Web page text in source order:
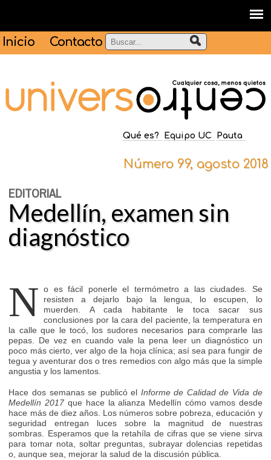
Inicio Contacto
Qué es? Equipo UC Pauta
Número 99, agosto 2018
EDITORIAL
Medellín, examen sin
diagnóstico
N o es fácil ponerle el termómetro a las ciudades. Se
resisten a dejarlo bajo la lengua, lo escupen, lo
muerden. A cada habitante le toca sacar sus
conclusiones por la cara del paciente, la temperatura en
la calle que le tocó, los sudores necesarios para comprarle las
pepas. De vez en cuando vale la pena leer un diagnóstico un
poco más cierto, ver algo de la hoja clínica; así sea para fungir de
tegua y aventurar dos o tres remedios con algo más que la simple
angustia y los lamentos.
Hace dos semanas se publicó el Informe de Calidad de Vida de
Medellín 2017 que hace la alianza Medellín cómo vamos desde
hace más de diez años. Los números sobre pobreza, educación y
seguridad entregan luces sobre la magnitud de nuestras
sombras. Esperamos que la retahíla de cifras que se viene sirva
para tomar nota, soltar preguntas, subrayar dolencias repetidas
o, aunque sea, mejorar la salud de la discusión pública.